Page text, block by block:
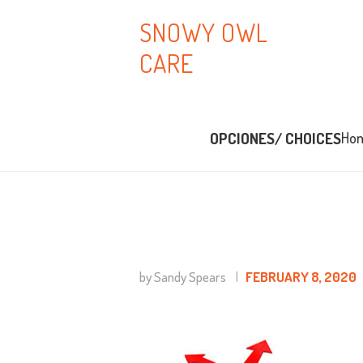
SNOWY OWL
CARE
OPCIONES/ CHOICES
by Sandy Spears FEBRUARY 8, 2020